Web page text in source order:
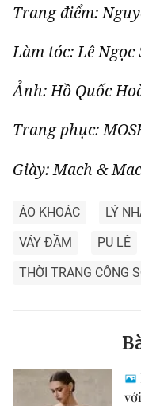
Trang điểm:
Làm tóc: Lê Ngọc
Ảnh: Hồ Quốc
Trang phục:
Giày: Mach &
ÁO KHOÁC LÝ
VÁY ĐẦM
PU LÊ
THỜI TRANG CÔNG